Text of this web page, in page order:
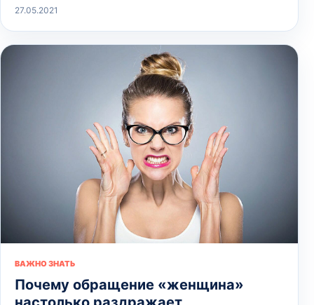
27.05.2021
ВАЖНО ЗНАТЬ
Почему обращение «женщина»